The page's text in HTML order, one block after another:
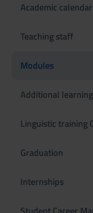
Academic calendar
Teaching staff
Modules
Additional
Linguistic training
Graduation
Internships